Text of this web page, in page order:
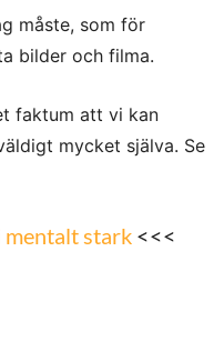
måste, som för
bilder och filma.
faktum att vi kan
mycket själva. Se
mentalt stark<<<